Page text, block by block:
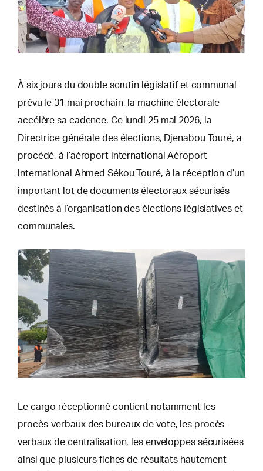
À six jours du double scrutin législatif et communal
prévu le 31 mai prochain, la machine électorale
accélère sa cadence. Ce lundi 25 mai 2026, la
Directrice générale des élections, Djenabou Touré, a
procédé, à l’aéroport international Aéroport
international Ahmed Sékou Touré, à la réception d’un
important lot de documents électoraux sécurisés
destinés à l’organisation des élections législatives et
communales.
Le cargo réceptionné contient notamment les
procès-verbaux des bureaux de vote, les procès-
verbaux de centralisation, les enveloppes sécurisées
ainsi que plusieurs fiches de résultats hautement